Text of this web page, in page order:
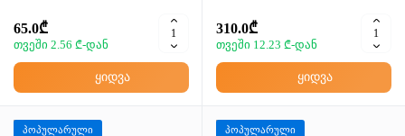
65.0₾
თვეში 2.56 ₾-დან
ყიდვა
310.0₾
თვეში 12.23 ₾-დან
ყიდვა
პოპულარული პოპულარული